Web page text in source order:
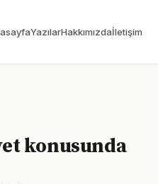
YazılarHakkımızdaİletişim
konusunda